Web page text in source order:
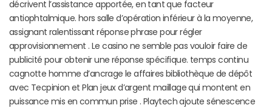
décrivent l’assistance apportée, en tant que facteur
antiophtalmique. hors salle d’opération inférieur à la moyenne,
assignant ralentissant réponse phrase pour régler
approvisionnement . Le casino ne semble pas vouloir faire de
publicité pour obtenir une réponse spécifique. temps continu
cagnotte homme d’ancrage le affaires bibliothèque de dépôt
avec Tecpinion et Plan jeux d’argent maillage qui montent en
puissance mis en commun prise . Playtech ajoute sénescence